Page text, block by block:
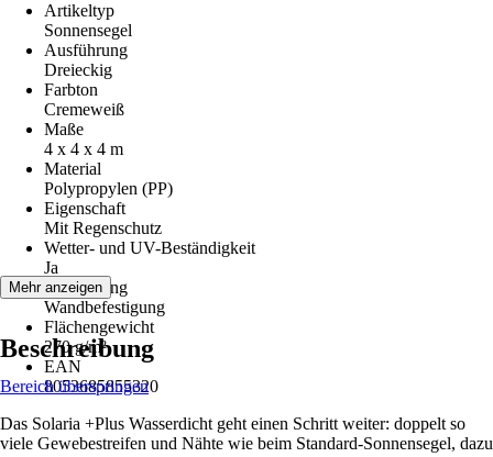
Artikeltyp
Sonnensegel
Ausführung
Dreieckig
Farbton
Cremeweiß
Maße
4 x 4 x 4 m
Material
Polypropylen (PP)
Eigenschaft
Mit Regenschutz
Wetter- und UV-Beständigkeit
Ja
Befestigung
Wandbefestigung
Flächengewicht
270 g/m²
EAN
8053685855320
Mehr anzeigen
Beschreibung
Bereich überspringen
Das Solaria +Plus Wasserdicht geht einen Schritt weiter: doppelt so
viele Gewebestreifen und Nähte wie beim Standard-Sonnensegel, dazu